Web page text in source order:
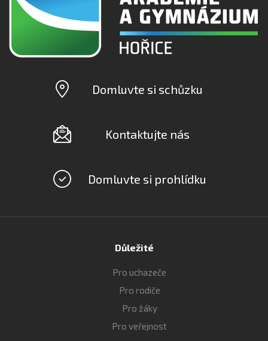
Domluvte si schůzku
Kontaktujte nás
Domluvte si prohlídku
Důležité
Pro uchazeče
Pro rodiče
Pro žáky
Pro veřejnost